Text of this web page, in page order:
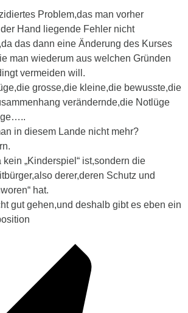
Problem,das man vorher
Hand liegende Fehler nicht
das dann eine Änderung des Kurses
man wiederum aus welchen Gründen
vermeiden will.
grosse,die kleine,die bewusste,die
verändernde,die Notlüge
in diesem Lande nicht mehr?
„Kinderspiel“ ist,sondern die
derer,deren Schutz und
hat.
gut gehen,und deshalb gibt es eben ein